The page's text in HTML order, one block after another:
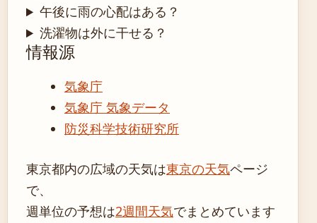
午後に雨の心配はある？
洗濯物は外に干せる？
情報源
気象庁
気象庁 気象データ
防災科学技術研究所
東京都内の広域の天気は東京の天気ページ
で、
週単位の予想は2週間天気でまとめています